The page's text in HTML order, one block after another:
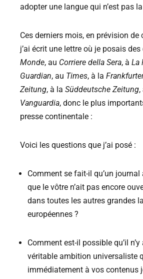
adopter une langue qui n’est pas
Ces derniers mois, en prévision de
j’ai écrit une lettre où je posais
Monde, au Corriere della Sera, à La
Guardian, au Times, à la
Zeitung, à la Süddeutsche Zeitung,
Vanguardia, donc le plus
presse continentale :
Voici les questions que j’ai posé :
Comment se fait-il qu’un
que le vôtre n’ait pas encore
dans toutes les autres grandes
européennes ?
Comment est-il possible qu’il
véritable ambition universaliste
immédiatement à vos contenus